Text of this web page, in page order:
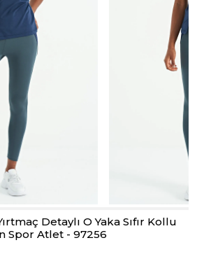
Detaylı O Yaka Sıfır Kollu
Spor Atlet - 97256